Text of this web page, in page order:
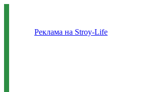
Реклама на Stroy-Life